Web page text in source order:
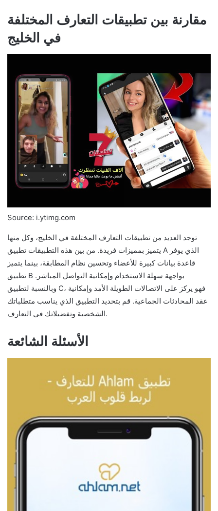
مقارنة بين تطبيقات التعارف المختلفة
في الخليج
Source: i.ytimg.com
توجد العديد من تطبيقات التعارف المختلفة في الخليج، وكل منها
يتميز بمميزات فريدة. من بين هذه التطبيقات تطبيق A الذي يوفر
قاعدة بيانات كبيرة للأعضاء وتحسين نظام المطابقة، بينما يتميز
تطبيق B بواجهة سهلة الاستخدام وإمكانية التواصل المباشر.
وبالنسبة لتطبيق C، فهو يركز على الاتصالات الطويلة الأمد وإمكانية
عقد المحادثات الجماعية. قم بتحديد التطبيق الذي يناسب متطلباتك
الشخصية وتفضيلاتك في التعارف.
الأسئلة الشائعة